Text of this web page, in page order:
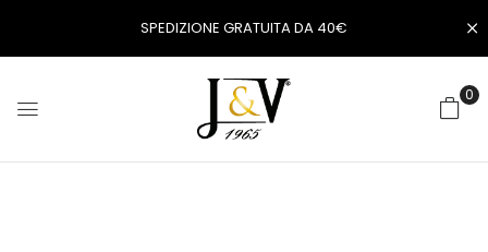
SPEDIZIONE GRATUITA DA 40€
0